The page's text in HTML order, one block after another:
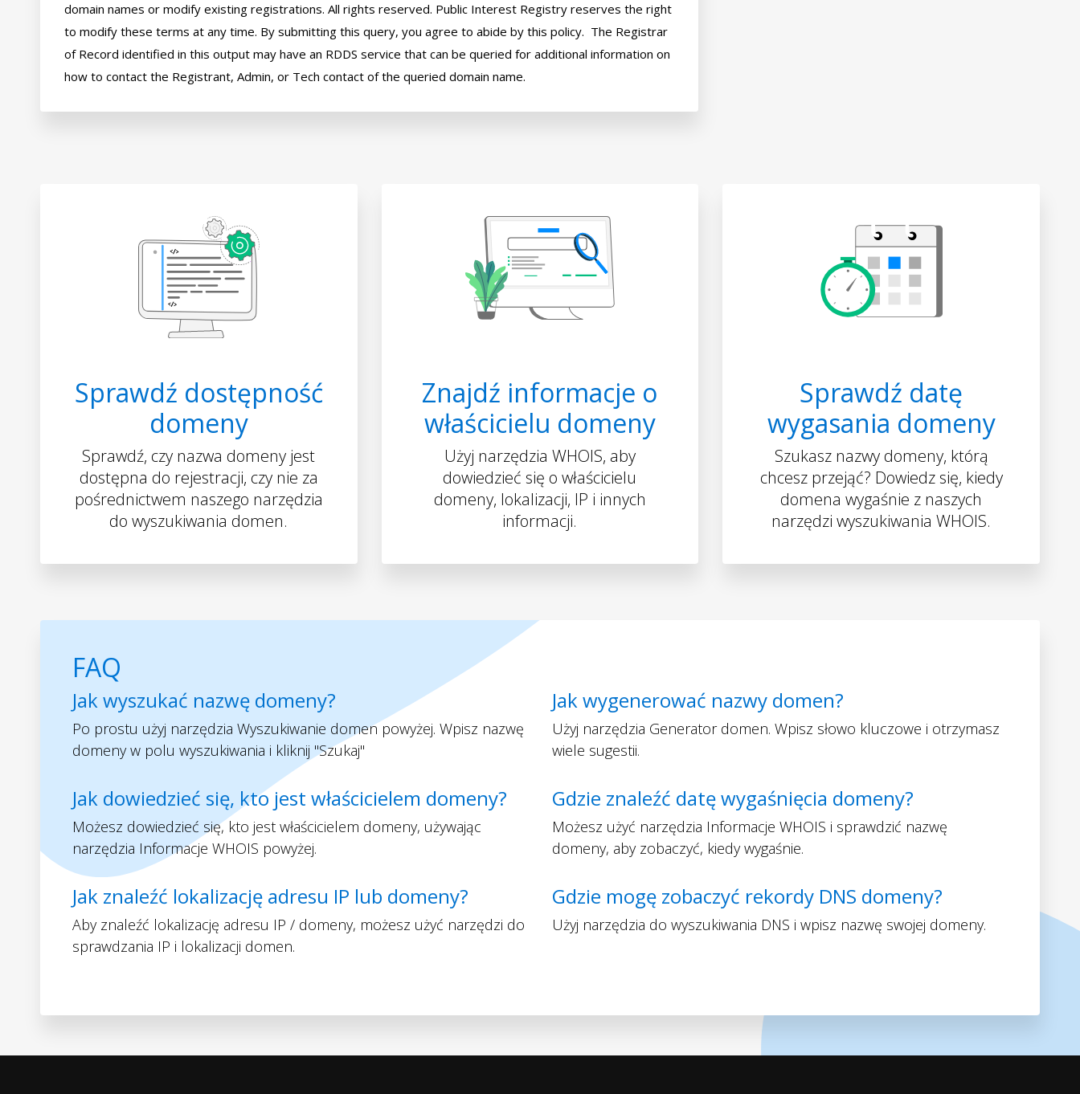
domain names or modify existing registrations. All rights reserved. Public Interest Registry reserves the right
to modify these terms at any time. By submitting this query, you agree to abide by this policy.  The Registrar
of Record identified in this output may have an RDDS service that can be queried for additional information on
Sprawdź dostępność
domeny
Sprawdź, czy nazwa domeny jest
dostępna do rejestracji, czy nie za
pośrednictwem naszego narzędzia
do wyszukiwania domen.
Znajdź informacje o
właścicielu domeny
Użyj narzędzia WHOIS, aby
dowiedzieć się o właścicielu
domeny, lokalizacji, IP i innych
informacji.
Sprawdź datę
wygasania domeny
Szukasz nazwy domeny, którą
chcesz przejąć? Dowiedz się, kiedy
domena wygaśnie z naszych
narzędzi wyszukiwania WHOIS.
FAQ
Jak wyszukać nazwę domeny?
Po prostu użyj narzędzia Wyszukiwanie domen powyżej. Wpisz nazwę
domeny w polu wyszukiwania i kliknij "Szukaj"
Jak wygenerować nazwy domen?
Użyj narzędzia Generator domen. Wpisz słowo kluczowe i otrzymasz
wiele sugestii.
Jak dowiedzieć się, kto jest właścicielem domeny?
Możesz dowiedzieć się, kto jest właścicielem domeny, używając
narzędzia Informacje WHOIS powyżej.
Gdzie znaleźć datę wygaśnięcia domeny?
Możesz użyć narzędzia Informacje WHOIS i sprawdzić nazwę
domeny, aby zobaczyć, kiedy wygaśnie.
Jak znaleźć lokalizację adresu IP lub domeny?
Aby znaleźć lokalizację adresu IP / domeny, możesz użyć narzędzi do
sprawdzania IP i lokalizacji domen.
Gdzie mogę zobaczyć rekordy DNS domeny?
Użyj narzędzia do wyszukiwania DNS i wpisz nazwę swojej domeny.